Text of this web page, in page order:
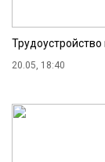
20.05, 18:40